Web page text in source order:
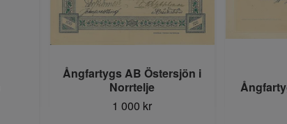
Ångfartygs AB Östersjön i
Norrtelje
1 000 kr